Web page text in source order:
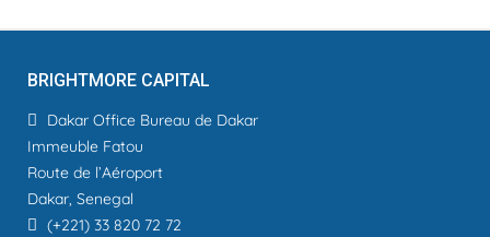
BRIGHTMORE CAPITAL
Dakar Office Bureau de Dakar
Immeuble Fatou
Route de l’Aéroport
Dakar, Senegal
(+221) 33 820 72 72